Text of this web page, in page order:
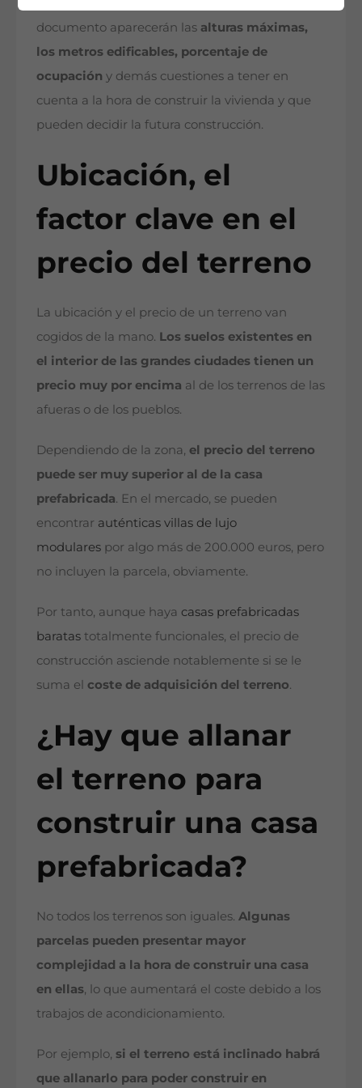
documento aparecerán las alturas máximas,
los metros edificables, porcentaje de
ocupación y demás cuestiones a tener en
cuenta a la hora de construir la vivienda y que
pueden decidir la futura construcción.
Ubicación, el
factor clave en el
precio del terreno
La ubicación y el precio de un terreno van
cogidos de la mano. Los suelos existentes en
el interior de las grandes ciudades tienen un
precio muy por encima al de los terrenos de las
afueras o de los pueblos.
Dependiendo de la zona, el precio del terreno
puede ser muy superior al de la casa
prefabricada. En el mercado, se pueden
encontrar auténticas villas de lujo
modulares por algo más de 200.000 euros, pero
no incluyen la parcela, obviamente.
Por tanto, aunque haya casas prefabricadas
baratas totalmente funcionales, el precio de
construcción asciende notablemente si se le
suma el coste de adquisición del terreno.
¿Hay que allanar
el terreno para
construir una casa
prefabricada?
No todos los terrenos son iguales. Algunas
parcelas pueden presentar mayor
complejidad a la hora de construir una casa
en ellas, lo que aumentará el coste debido a los
trabajos de acondicionamiento.
Por ejemplo, si el terreno está inclinado habrá
que allanarlo para poder construir en